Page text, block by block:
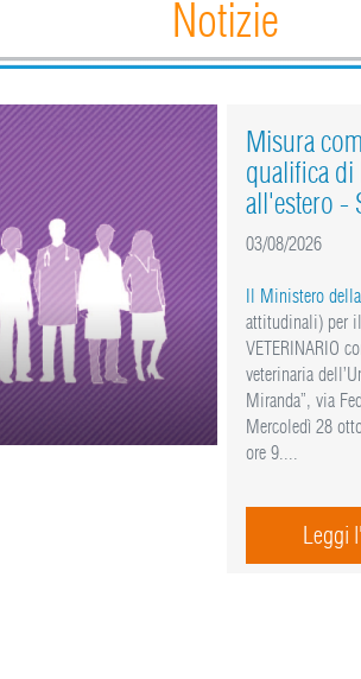
Notizie
Misura
qualifica di
all'estero -
03/08/2026
Il Ministero
attitudinali) per
VETERINARIO
veterinaria
Miranda”, via
Mercoledì 28
ore 9....
Leggi